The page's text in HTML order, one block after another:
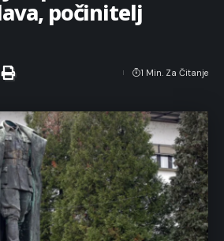
počinitelj
1 Min. Za Čitanje